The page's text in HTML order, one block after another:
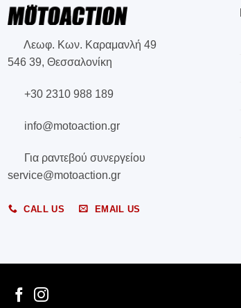
Λεωφ. Κων. Καραμανλή 49
546 39, Θεσσαλονίκη
+30 2310 988 189
info@motoaction.gr
Για ραντεβού συνεργείου
service@motoaction.gr
CALL US EMAIL US